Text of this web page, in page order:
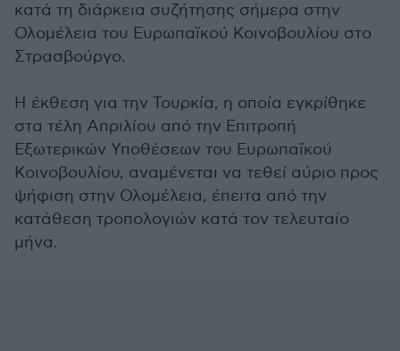
κατά τη διάρκεια συζήτησης σήμερα στην
Ολομέλεια του Ευρωπαϊκού Κοινοβουλίου στο
Στρασβούργο.
Η έκθεση για την Τουρκία, η οποία εγκρίθηκε
στα τέλη Απριλίου από την Επιτροπή
Εξωτερικών Υποθέσεων του Ευρωπαϊκού
Κοινοβουλίου, αναμένεται να τεθεί αύριο προς
ψήφιση στην Ολομέλεια, έπειτα από την
κατάθεση τροπολογιών κατά τον τελευταίο
μήνα.